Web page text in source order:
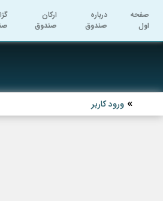
صفحه
اول
درباره
صندوق
ارکان
صندوق
ورود کاربر